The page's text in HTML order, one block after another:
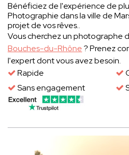
Bénéficiez de l'expérience de
Photographie dans la ville de
projet de vos rêves..
Vous cherchez un photographe
Bouches-du-Rhône? Prenez
l'expert dont vous avez besoin.
Rapide
Sans engagement